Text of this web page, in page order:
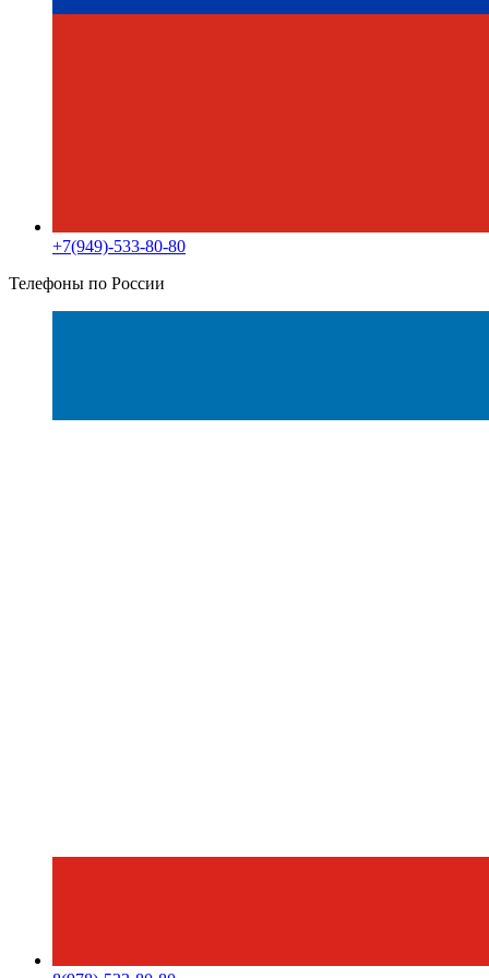
+7(949)-533-80-80
Телефоны по России